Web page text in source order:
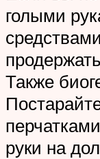
голыми
Также
руки на